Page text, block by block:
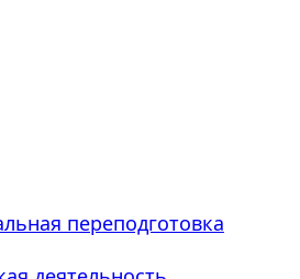
переподготовка